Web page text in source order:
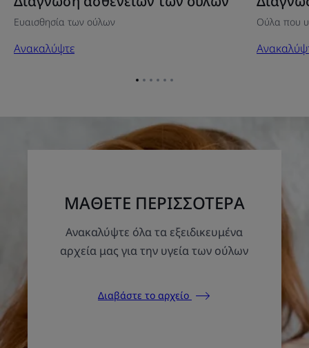
Ευαισθησία των ούλων
Ανακαλύψτε
Ούλα που
GoGo
2
Go
3
Go
4
Go
5
Go
6
ΜΑΘΕΤΕ ΠΕΡΙΣΣΟΤΕΡΑ
Ανακαλύψτε όλα τα εξειδικευμένα
αρχεία μας για την υγεία των ούλων
Διαβάστε το αρχείο